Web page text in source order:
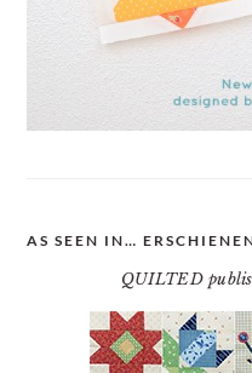
AS SEEN IN…
QUILTED